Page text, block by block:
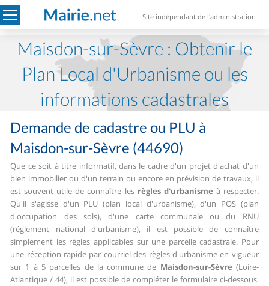
Site indépendant de l'administration
Maisdon-sur-Sèvre : Obtenir le
Plan Local d'Urbanisme ou les
informations cadastrales
Demande de cadastre ou PLU à
Maisdon-sur-Sèvre (44690)
Que ce soit à titre informatif, dans le cadre d'un projet d'achat d'un
bien immobilier ou d'un terrain ou encore en prévision de travaux, il
est souvent utile de connaître les règles d'urbanisme à respecter.
Qu'il s'agisse d'un PLU (plan local d'urbanisme), d'un POS (plan
d'occupation des sols), d'une carte communale ou du RNU
(réglement national d'urbanisme), il est possible de connaître
simplement les règles applicables sur une parcelle cadastrale. Pour
une réception rapide par courriel des règles d'urbanisme en vigueur
sur 1 à 5 parcelles de la commune de Maisdon-sur-Sèvre (Loire-
Atlantique / 44), il est possible de compléter le formulaire ci-dessous.